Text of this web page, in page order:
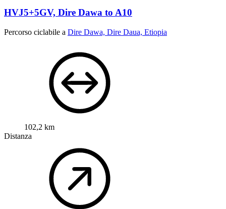
HVJ5+5GV, Dire Dawa to A10
Percorso ciclabile a Dire Dawa, Dire Daua, Etiopia
102,2 km
Distanza